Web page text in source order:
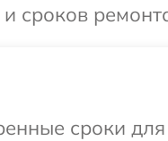
сроков
сроки